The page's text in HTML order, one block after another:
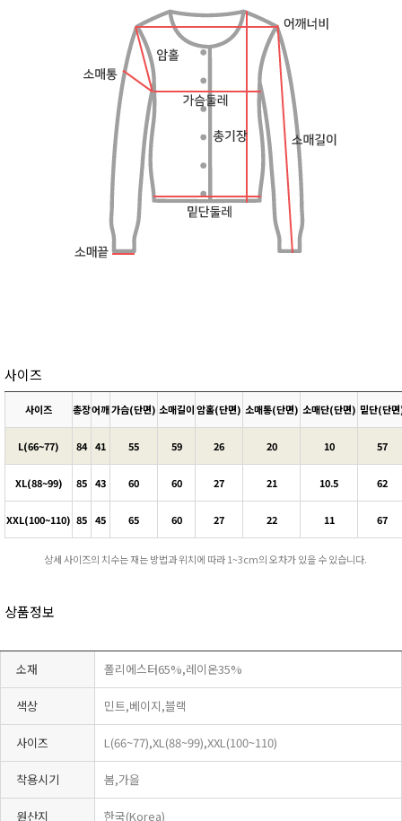
사이즈
사이즈 총장어깨가슴(단면) 소매길이암홀(단면) 소매통(단면) 소매단(단면) 밑단(단
L(66~77) 84 41 55 59 26 20 10 57
XL(88~99) 85 43 60 60 27 21 10.5 62
XXL(100~110) 85 45 65 60 27 22 11 67
상세 사이즈의 치수는 재는 방법과 위치에 따라 1~3cm의 오차가 있을 수 있습니다.
상품정보
소재 폴리에스터65%,레이온35%
색상 민트,베이지,블랙
사이즈 L(66~77),XL(88~99),XXL(100~110)
착용시기 봄,가을
원산지 한국(Korea)